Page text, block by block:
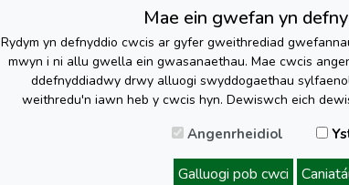
Mae ein gwefan yn
Rydym yn defnyddio cwcis ar gyfer gweithrediad
mwyn i ni allu gwella ein gwasanaethau. Mae cwcis
ddefnyddiadwy drwy alluogi swyddogaethau
weithredu'n iawn heb y cwcis hyn. Dewiswch eich
Angenrheidiol
Galluogi pob cwci